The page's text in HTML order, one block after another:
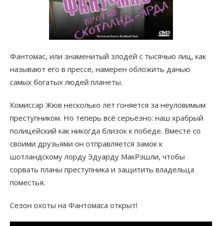
Фантомас, или знаменитый злодей с тысячью лиц, как
называют его в прессе, намерен обложить данью
самых богатых людей планеты.
Комиссар Жюв несколько лет гоняется за неуловимым
преступником. Но теперь всё серьёзно: наш храбрый
полицейский как никогда близок к победе. Вместе со
своими друзьями он отправляется замок к
шотландскому лорду Эдуарду МакРэшли, чтобы
сорвать планы преступника и защитить владельца
поместья.
Сезон охоты на Фантомаса открыт!